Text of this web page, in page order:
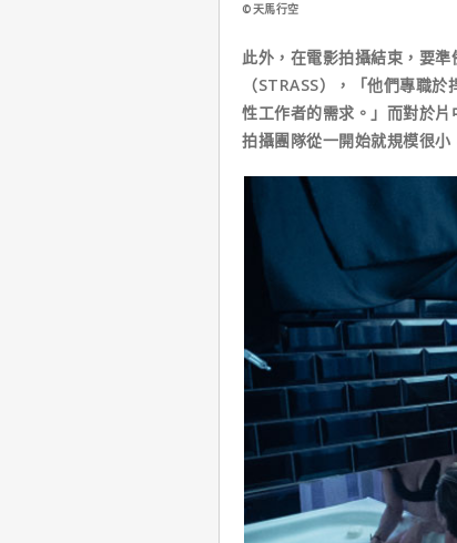
©天馬行空
此外，在電影拍攝結束，要
（STRASS），「他們專職
性工作者的需求。」而對於
拍攝團隊從一開始就規模很小